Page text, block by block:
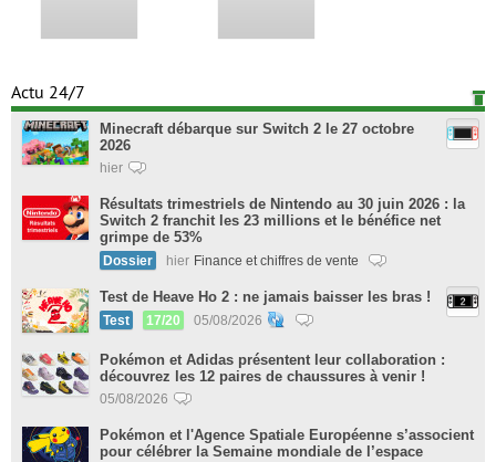
Actu 24/7
Minecraft débarque sur Switch 2 le 27 octobre
2026
hier
Résultats trimestriels de Nintendo au 30 juin 2026 : la
Switch 2 franchit les 23 millions et le bénéfice net
grimpe de 53%
Dossier hier Finance et chiffres de vente
Test de Heave Ho 2 : ne jamais baisser les bras !
Test 17/20 05/08/2026
Pokémon et Adidas présentent leur collaboration :
découvrez les 12 paires de chaussures à venir !
05/08/2026
Pokémon et l'Agence Spatiale Européenne s’associent
pour célébrer la Semaine mondiale de l’espace